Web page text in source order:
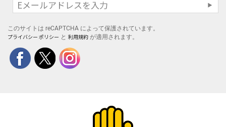
このサイトは reCAPTCHA によって保護されています。
プライバシー ポリシー と 利用規約 が適用されます。